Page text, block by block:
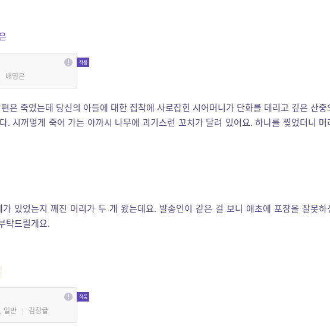
배명은
은 죽었는데 당신의 아들에 대한 집착에 사로잡힌 시어머니가 단화를 데리고 깊은 산중
. 시꺼멓게 죽어 가는 아까시 나무에 괴기스런 꼬치가 달려 있어요. 하나를 찢었더니 머
있었는지 깨진 머리가 두 개 왔는데요. 발송인이 같은 걸 보니 애초에 포장을 잘못하
탁드릴게요.
일반 | 김청귤